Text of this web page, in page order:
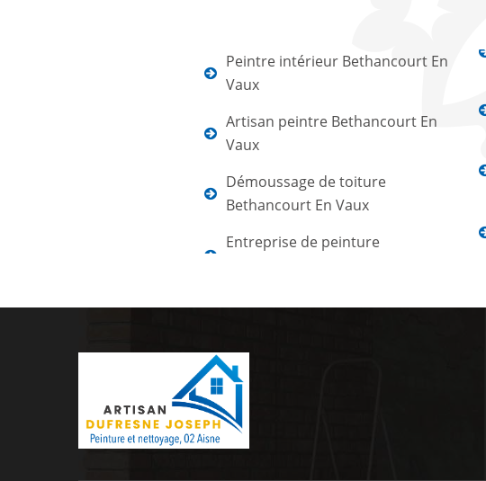
Peintre intérieur Bethancourt En
Vaux
Artisan peintre Bethancourt En
Vaux
Démoussage de toiture
Bethancourt En Vaux
Entreprise de peinture